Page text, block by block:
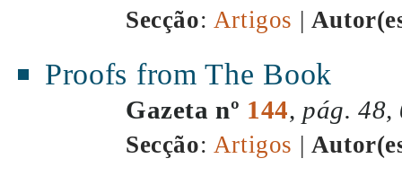
Secção: Artigos |
Proofs from The Book
Gazeta nº 144, pág. 48,
Secção: Artigos |